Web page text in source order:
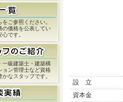
設 立
資本金
をご参照ください。
の価格を公表してい
心です。
一級建築士・建築構
ョン管理士など資格
かなスタッフです。